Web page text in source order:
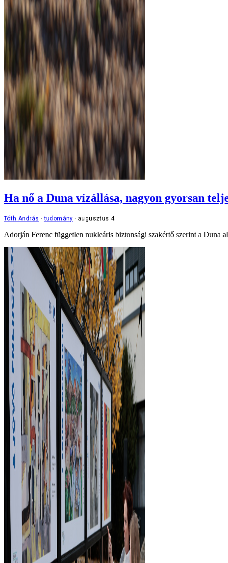
Ha nő a Duna vízállása, nagyon gyorsan
Tóth András tudomány augusztus 4.
Adorján Ferenc független nukleáris biztonsági szakértő szerint a Duna